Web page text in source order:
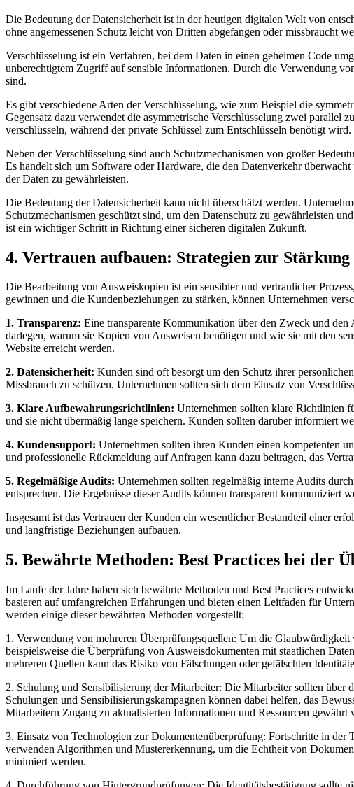
Die Bedeutung der Datensicherheit ist in der heutigen digitalen Welt von
ohne angemessenen Schutz leicht von Dritten abgefangen oder missbraucht
Verschlüsselung ist ein Verfahren, bei dem Daten in einen geheimen Code
unberechtigtem Zugriff auf sensible Informationen. Durch die Verwendung
sind.
Es gibt verschiedene Arten der Verschlüsselung, wie zum Beispiel die
Gegensatz dazu verwendet die asymmetrische Verschlüsselung zwei
verschlüsseln, während der private Schlüssel zum Entschlüsseln benötigt
Neben der Verschlüsselung sind auch Schutzmechanismen von großer
Es handelt sich um Software oder Hardware, die den Datenverkehr
der Daten zu gewährleisten.
Die Bedeutung der Datensicherheit kann nicht überschätzt werden.
Schutzmechanismen geschützt sind, um den Datenschutz zu gewährleisten
ist ein wichtiger Schritt in Richtung einer sicheren digitalen Zukunft.
4. Vertrauen aufbauen: Strategien zur
Die Bearbeitung von Ausweiskopien ist ein sensibler und vertraulicher
gewinnen und die Kundenbeziehungen zu stärken, können Unternehmen
1. Transparenz: Eine transparente Kommunikation über den Zweck und
darlegen, warum sie Kopien von Ausweisen benötigen und wie sie mit den
Website erreicht werden.
2. Datensicherheit: Kunden sind oft besorgt um den Schutz ihrer
Missbrauch zu schützen. Unternehmen sollten sich dem Einsatz von
3. Klare Aufbewahrungsrichtlinien: Unternehmen sollten klare Richtlinien
und sie nicht übermäßig lange speichern. Kunden sollten darüber informiert
4. Kundensupport: Unternehmen sollten ihren Kunden einen kompetenten
und professionelle Rückmeldung auf Anfragen kann dazu beitragen, das
5. Regelmäßige Audits: Unternehmen sollten regelmäßig interne Audits
entsprechen. Die Ergebnisse dieser Audits können transparent kommuniziert
Insgesamt ist das Vertrauen der Kunden ein wesentlicher Bestandteil einer
und langfristige Beziehungen aufbauen.
5. Bewährte Methoden: Best Practices bei der
Im Laufe der Jahre haben sich bewährte Methoden und Best Practices
basieren auf umfangreichen Erfahrungen und bieten einen Leitfaden für
werden einige dieser bewährten Methoden vorgestellt:
1. Verwendung von mehreren Überprüfungsquellen: Um die
beispielsweise die Überprüfung von Ausweisdokumenten mit staatlichen
mehreren Quellen kann das Risiko von Fälschungen oder gefälschten
2. Schulung und Sensibilisierung der Mitarbeiter: Die Mitarbeiter sollten über
Schulungen und Sensibilisierungskampagnen können dabei helfen, das
Mitarbeitern Zugang zu aktualisierten Informationen und Ressourcen
3. Einsatz von Technologien zur Dokumentenüberprüfung: Fortschritte in
verwenden Algorithmen und Mustererkennung, um die Echtheit von
minimiert werden.